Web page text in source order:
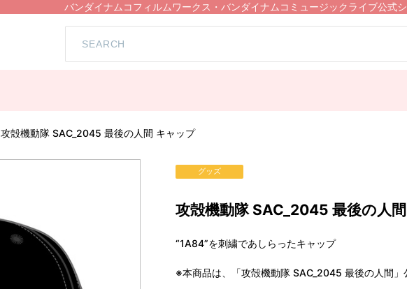
バンダイナムコフィルムワークス・バンダイナムコミュージックライブ公式
攻殻機動隊 SAC_2045 最後の人間 キャップ
グッズ
攻殻機動隊 SAC_2045 最後の人
“1A84”を刺繍であしらったキャップ
※本商品は、「攻殻機動隊 SAC_2045 最後の人間」